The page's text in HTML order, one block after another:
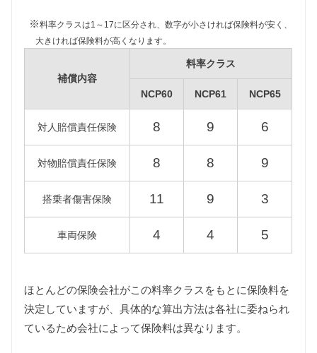
また初代イストは販売開始からすでに13年以上が経
過していますので、環境負荷の観点から自動車税が
約15%増額され39,600円となります。
重量税
重量税は車両重量によって異なります。
NCP60型イストはグレードにより500〜1000kgと
1000〜1500kgの課税クラスが混在し、
NCP61/NCP65型イストは1000〜1500kgの課税クラ
スに該当します。
型イストについては1000kg以下の課税クラスに該当
するグレードをもとに維持費を算出しています。
過していますので、環境負荷の観点から重量税が約
40%増額され、18年以上が経過する一部の車両はさ
をもとに算出しています。
型式 税額（13年経過） 18年経過
※料率クラスは1～17に区分され、数字が小さければ保険料が安く、
大きければ保険料が高くなります。
補償内容
料率クラス
NCP60 NCP61 NCP65
対人賠償責任保険 8 9 6
対物賠償責任保険 8 8 9
搭乗者傷害保険 11 9 3
車両保険 4 4 5
ほとんどの保険会社がこの料率クラスをもとに保険料を
決定していますが、具体的な算出方法は各社に委ねられ
ているため会社によって保険料は異なります。